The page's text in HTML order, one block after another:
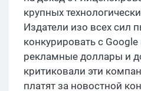
крупных
Издатели изо всех сил
конкурировать с
рекламные доллары и
критиковали эти
платят за новостной